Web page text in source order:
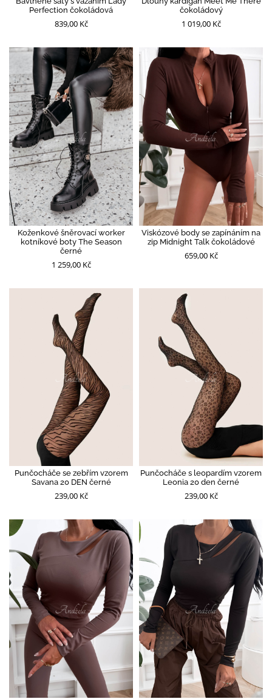
Perfection čokoládová
839,00 Kč
čokoládový
1 019,00 Kč
Koženkové šněrovací worker
kotníkové boty The Season
černé
1 259,00 Kč
Viskózové body se zapínáním na
zip Midnight Talk čokoládové
659,00 Kč
Punčocháče se zebřím vzorem
Savana 20 DEN černé
239,00 Kč
Punčocháče s leopardím vzorem
Leonia 20 den černé
239,00 Kč